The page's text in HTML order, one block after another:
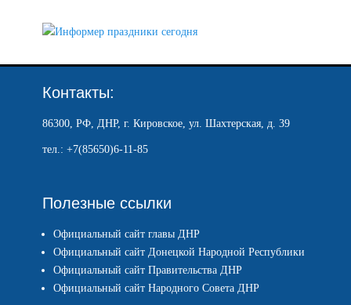
Контакты:
86300, РФ, ДНР, г. Кировское, ул. Шахтерская, д. 39
тел.: +7(85650)6-11-85
Полезные ссылки
Официальный сайт главы ДНР
Официальный сайт Донецкой Народной Республики
Официальный сайт Правительства ДНР
Официальный сайт Народного Совета ДНР